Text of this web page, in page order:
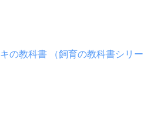
の教科書 （飼育の教科書シリー